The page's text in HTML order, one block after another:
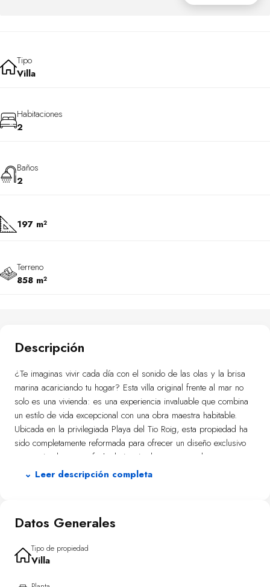
Tipo
Villa
Habitaciones
2
Baños
2
197 m²
Terreno
858 m²
Descripción
¿Te imaginas vivir cada día con el sonido de las olas y la brisa
marina acariciando tu hogar? Esta villa original frente al mar no
solo es una vivienda: es una experiencia invaluable que combina
un estilo de vida excepcional con una obra maestra habitable.
Ubicada en la privilegiada Playa del Tio Roig, esta propiedad ha
sido completamente reformada para ofrecer un diseño exclusivo
caracterizado por su fachada inspirada en contenedores
marítimos vibrantes que reflejan la esencia del océano.
distribución incluye dos dormitorios luminosos y acogedores junto
cocinas integradas ideales para disfrutar momentos inolvidables.
Desde cualquier punto tendrás acceso a impresionantes terrazas
⌄ Leer descripción completa
Datos Generales
Tipo de propiedad
Villa